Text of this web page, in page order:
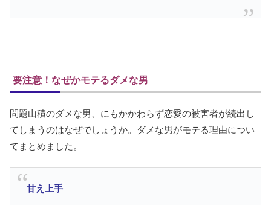
要注意！なぜかモテるダメな男
問題山積のダメな男、にもかかわらず恋愛の被害者が続出し
てしまうのはなぜでしょうか。ダメな男がモテる理由につい
てまとめました。
甘え上手